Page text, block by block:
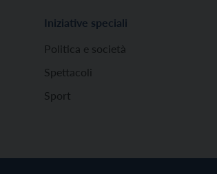
Iniziative speciali
Politica e società
Spettacoli
Sport